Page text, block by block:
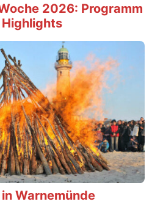
2026: Programm
Highlights
Warnemünde